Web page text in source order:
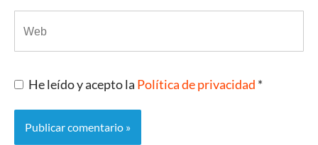
He leído y acepto la Política de privacidad *